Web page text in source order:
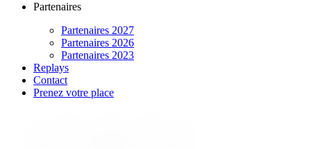
Partenaires
Partenaires 2027
Partenaires 2026
Partenaires 2023
Replays
Contact
Prenez votre place